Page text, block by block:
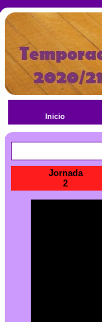
Inicio
Jornada
2